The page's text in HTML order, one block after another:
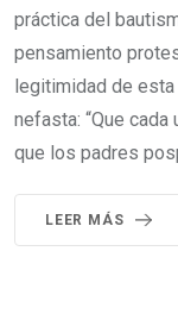
práctica del
pensamiento
legitimidad de esta
nefasta: “Que
que los padres
LEER MÁS